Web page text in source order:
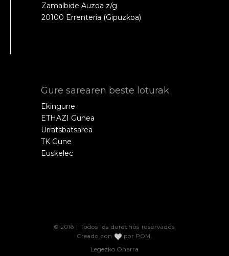
Zamalbide Auzoa z/g
20100 Errenteria (Gipuzkoa)
Gure sarearen beste loturak
Ekingune
ETHAZI Gunea
Urratsbatsarea
TK Gune
Euskelec
© 2016 | Todos los derechos reservados
Creado con
por POM
Legezko Oharra